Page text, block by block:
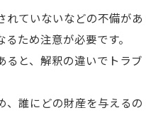
れていないなどの不備があ
ため注意が必要です。
ると、解釈の違いでトラブ
、誰にどの財産を与えるの